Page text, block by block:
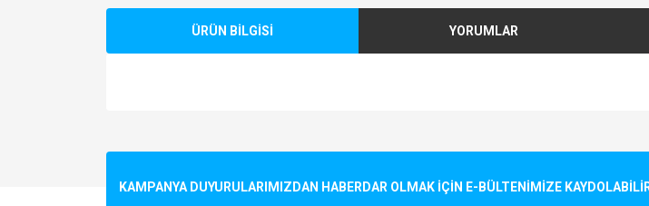
ÜRÜN BİLGİSİ YORUMLAR
Ürün resmi kalitesiz, bozuk veya görüntülenemiyor.
KAMPANYA DUYURULARIMIZDAN HABERDAR OLMAK İÇİN E-BÜLTENİMİZE